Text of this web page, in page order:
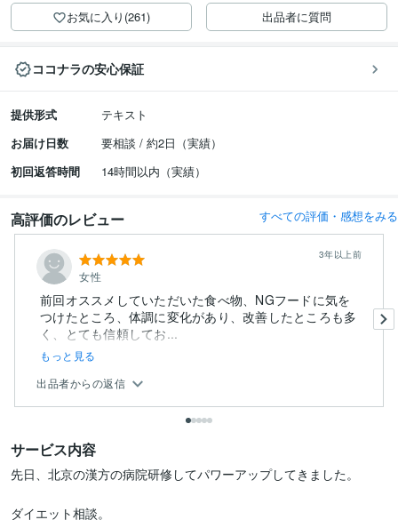
お気に入り(261) 出品者に質問
ココナラの安心保証
提供形式
テキスト
お届け日数
要相談 / 約2日（実績）
初回返答時間
14時間以内（実績）
高評価のレビュー すべての評価・感想をみる
女性
3年以上前
前回オススメしていただいた食べ物、NGフードに気を
つけたところ、体調に変化があり、改善したところも多
く、とても信頼してお...
もっと見る
出品者からの返信
サービス内容
先日、北京の漢方の病院研修してパワーアップしてきました。
ダイエット相談。